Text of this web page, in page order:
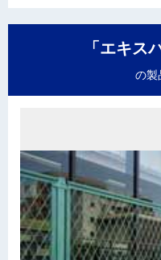
「エキス
の製